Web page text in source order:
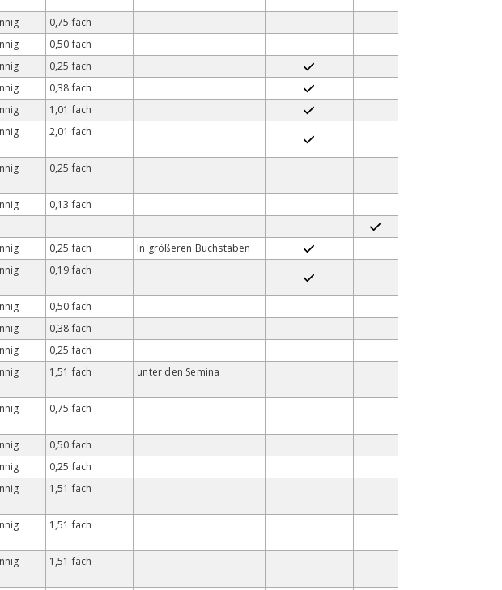
0,75 fach
0,50 fach
0,25 fach
0,38 fach
1,01 fach
2,01 fach
0,25 fach
0,13 fach
0,25 fach
In größeren Buchstaben
0,19 fach
0,50 fach
0,38 fach
0,25 fach
1,51 fach unter den Semina
0,75 fach
0,50 fach
0,25 fach
1,51 fach
1,51 fach
1,51 fach